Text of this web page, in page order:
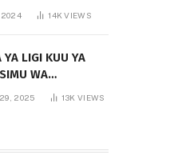
2024 14KVIEWS
YA LIGI KUU YA
WA
2025 13KVIEWS